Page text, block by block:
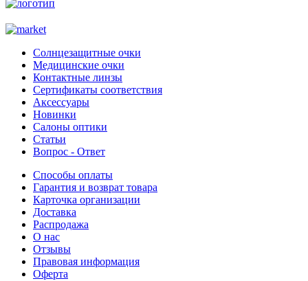
Солнцезащитные очки
Медицинские очки
Контактные линзы
Сертификаты соответствия
Аксессуары
Новинки
Салоны оптики
Статьи
Вопрос - Ответ
Способы оплаты
Гарантия и возврат товара
Карточка организации
Доставка
Распродажа
О нас
Отзывы
Правовая информация
Оферта